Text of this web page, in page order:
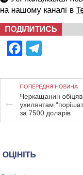
на нашому каналі в
ПОДІЛИТИСЬ
Facebook
ПОПЕРЕДНЯ НОВИНА
Черкащанин обіцяв
ухилянтам
за 7500 доларів